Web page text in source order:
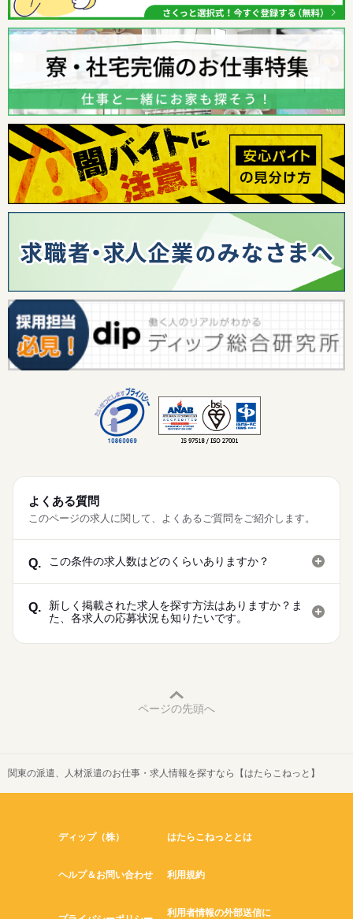
にキニナルを送りました。
埼玉県の女性が
株式会社スタッフサービス
にキニナルを送りました。
千葉県の女性が
株式会社MAYA STAFFING
にキニナルを送りました。
東京都の女性が
株式会社ヒューマントラスト
にキニナルを送りました。
よくある質問
このページの求人に関して、よくあるご質問をご紹介します。
Q. この条件の求人数はどのくらいありますか？
Q.
新しく掲載された求人を探す方法はありますか？ま
た、各求人の応募状況も知りたいです。
ページの先頭へ
関東の派遣、人材派遣のお仕事・求人情報を探すなら【はたらこねっと】
ディップ（株） はたらこねっととは
ヘルプ＆お問い合わせ 利用規約
利用者情報の外部送信に